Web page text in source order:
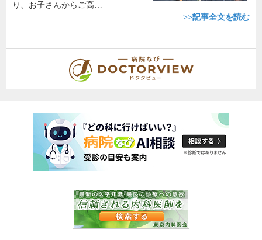
り、お子さんからご高…
>>記事全文を読む